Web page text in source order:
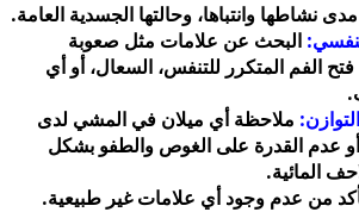
نشاطها وانتباها، وحالتها الجسدية العامة.
البحث عن علامات مثل صعوبة
الفم المتكرر للتنفس، السعال، أو أي
ملاحظة أي ميلان في المشي لدى
عدم القدرة على الغوص والطفو بشكل
المائية.
من عدم وجود أي علامات غير طبيعية.